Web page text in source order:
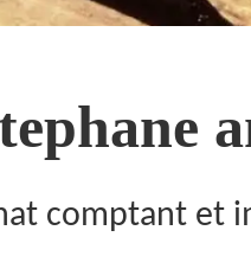
comptant et